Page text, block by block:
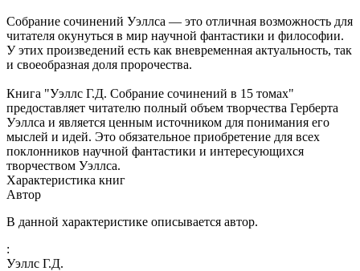
Собрание сочинений Уэллса — это отличная возможность для
читателя окунуться в мир научной фантастики и философии.
У этих произведений есть как вневременная актуальность, так
и своеобразная доля пророчества.
Книга "Уэллс Г.Д. Собрание сочинений в 15 томах"
предоставляет читателю полный объем творчества Герберта
Уэллса и является ценным источником для понимания его
мыслей и идей. Это обязательное приобретение для всех
поклонников научной фантастики и интересующихся
творчеством Уэллса.
Характеристика книг
Автор
В данной характеристике описывается автор.
:
Уэллс Г.Д.